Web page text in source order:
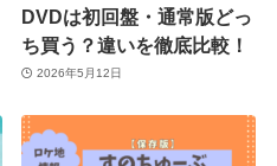
DVDは初回盤・通常版どっ
ち買う？違いを徹底比較！
2026年5月12日